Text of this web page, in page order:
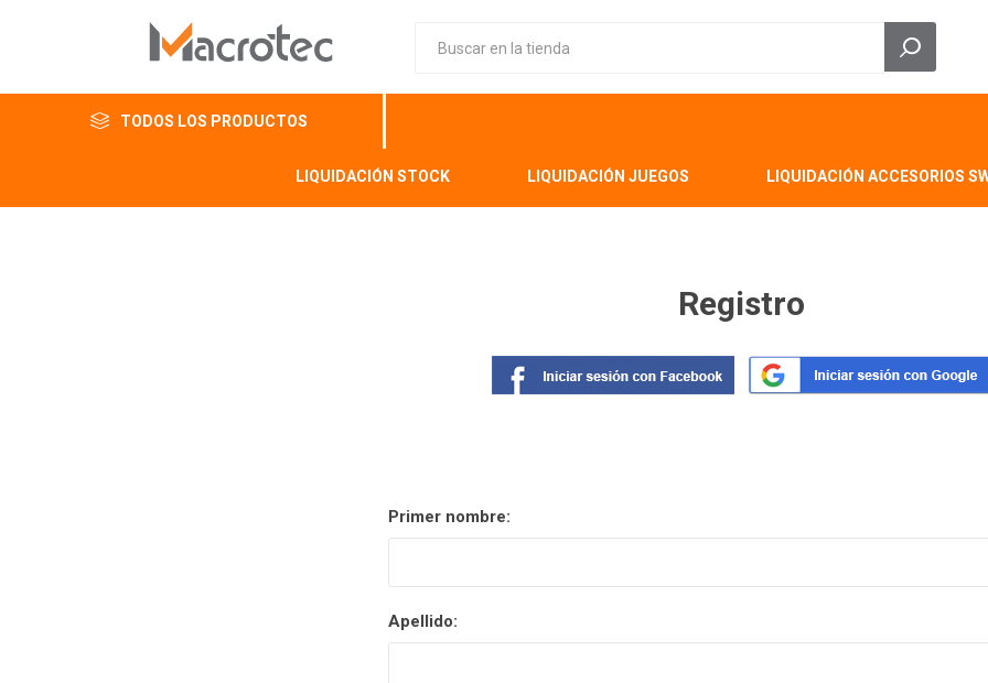
TODOS LOS PRODUCTOS
LIQUIDACIÓN STOCK LIQUIDACIÓN JUEGOS LIQUIDACIÓN ACCESORIOS
Registro
Primer nombre:
Apellido: